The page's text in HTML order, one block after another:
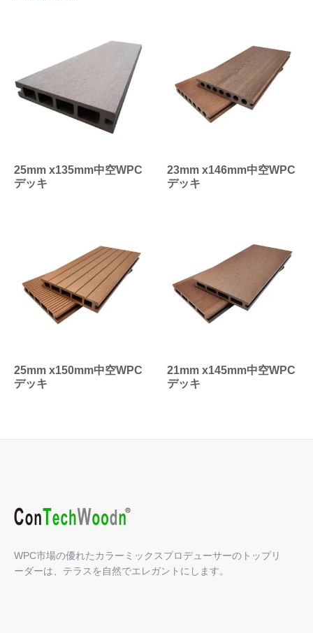
25mm x135mm中空WPC
デッキ
23mm x146mm中空WPC
デッキ
25mm x150mm中空WPC
デッキ
21mm x145mm中空WPC
デッキ
WPC市場の優れたカラーミックスプロデューサーのトップリ
ーダーは、テラスを自然でエレガントにします。